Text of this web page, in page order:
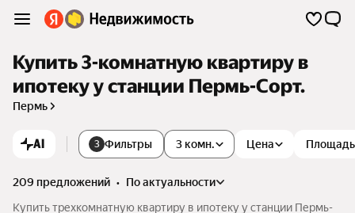
Купить 3-комнатную квартиру в
ипотеку у станции Пермь-Сорт.
Пермь
AI 3 Фильтры 3 комн. Цена Площадь
209 предложений •
по актуальности
Купить трехкомнатную квартиру в ипотеку у станции Пермь-